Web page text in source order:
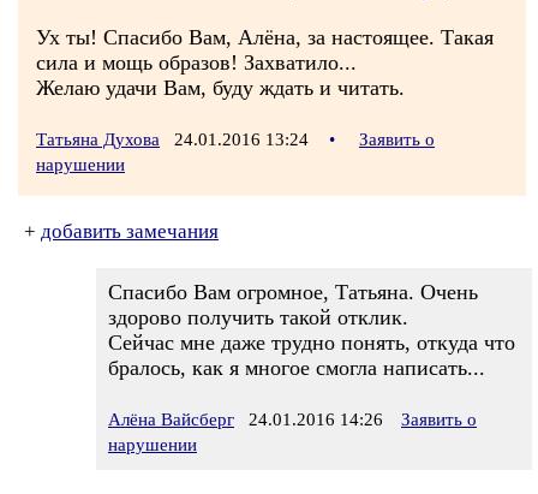
Ух ты! Спасибо Вам, Алёна, за настоящее. Такая
сила и мощь образов! Захватило...
Желаю удачи Вам, буду ждать и читать.
Татьяна Духова 24.01.2016 13:24 •
Заявить о
нарушении
+ добавить замечания
Спасибо Вам огромное, Татьяна. Очень
здорово получить такой отклик.
Сейчас мне даже трудно понять, откуда что
бралось, как я многое смогла написать...
Алёна Вайсберг 24.01.2016 14:26
Заявить о
нарушении